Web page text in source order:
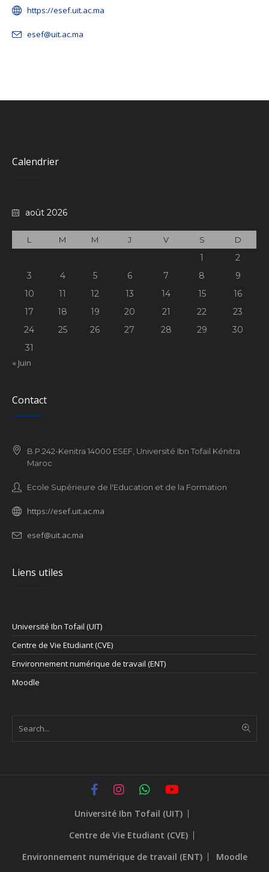
https://esef.uit.ac.ma
esef@uit.ac.ma
Calendrier
août 2026
L M M J V S D
1
2
3
4 5 6 7 8
9
10
11 12 13 14 15
16
17
18 19 20 21 22
23
24
25 26 27 28 29
30
31
« Juin
Contact
B.P.242-Kenitra 14000 ESEF, Université Ibn Tofail Kénitra
Maroc
Ecole Supérieure de l'Education et de la Formation
https://esef.uit.ac.ma
esef@uit.ac.ma
Liens utiles
Université Ibn Tofail (UIT)
Centre de Vie Etudiant (CVE)
Environnement numérique de travail (ENT)
Moodle
Université Ibn Tofail (UIT)
Centre de Vie Etudiant (CVE)
Environnement numérique de travail (ENT)
Moodle